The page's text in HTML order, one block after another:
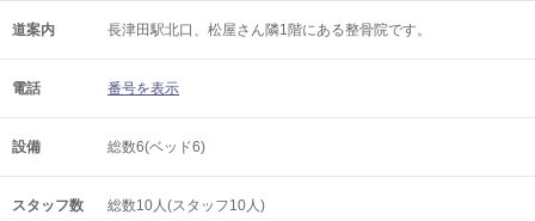
道案内 長津田駅北口、松屋さん隣1階にある整骨院です。
電話 番号を表示
設備 総数6(ベッド6)
スタッフ数 総数10人(スタッフ10人)